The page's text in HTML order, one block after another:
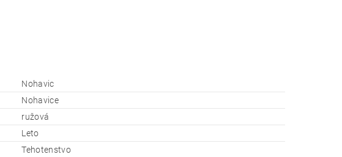
Nohavic
Nohavice
ružová
Leto
Tehotenstvo